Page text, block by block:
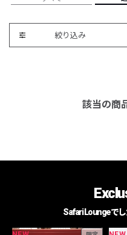
絞り込み
該当の商
Safari Loungeで